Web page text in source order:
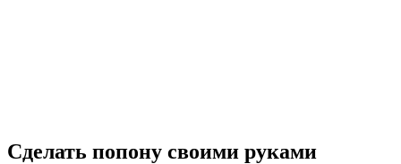
Сделать попону своими руками